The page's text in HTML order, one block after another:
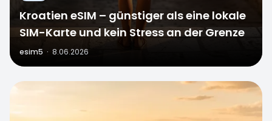
Kroatien eSIM – günstiger als eine lokale
SIM-Karte und kein Stress an der Grenze
esim5 · 8.06.2026